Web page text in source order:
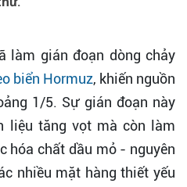
làm gián đoạn dòng chảy
biển Hormuz, khiến nguồn
1/5. Sự gián đoạn này
liệu tăng vọt mà còn làm
hóa chất dầu mỏ - nguyên
nhiều mặt hàng thiết yếu